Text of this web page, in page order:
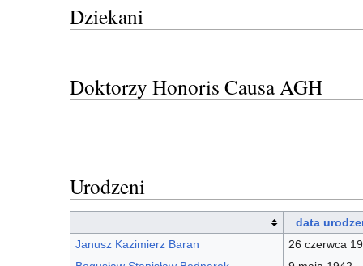
Dziekani
Doktorzy Honoris Causa AGH
Urodzeni
data
Janusz Kazimierz Baran
26 czerwca